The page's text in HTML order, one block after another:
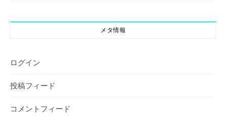
メタ情報
ログイン
投稿フィード
コメントフィード